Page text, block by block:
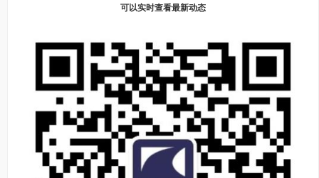
可以实时查看最新动态